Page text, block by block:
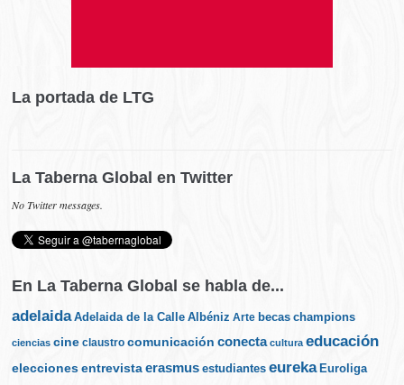
La portada de LTG
La Taberna Global en Twitter
No Twitter messages.
En La Taberna Global se habla de...
adelaida Adelaida de la Calle Albéniz Arte becas champions
ciencias cine claustro comunicación conecta cultura educación
elecciones entrevista erasmus estudiantes eureka Euroliga